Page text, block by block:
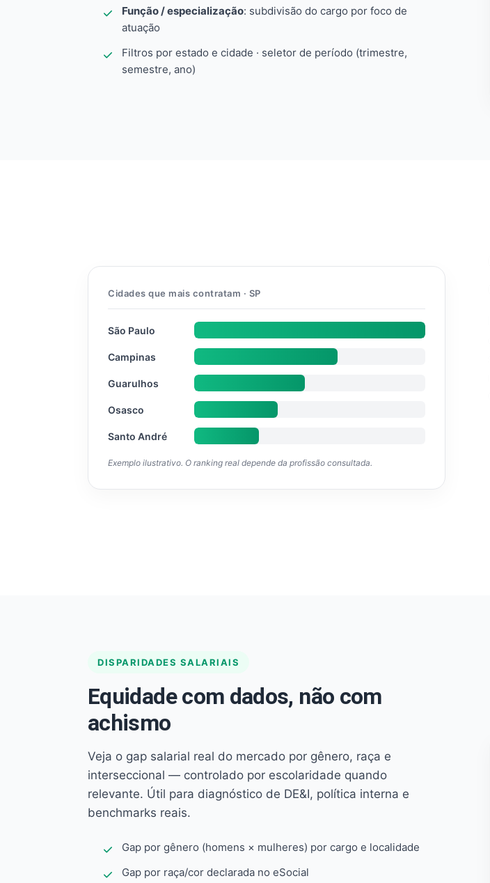
Função / especialização: subdivisão do cargo por foco de
atuação
Filtros por estado e cidade · seletor de período (trimestre,
semestre, ano)
Cidades que mais contratam · SP
São Paulo
Campinas
Guarulhos
Osasco
Santo André
Exemplo ilustrativo. O ranking real depende da profissão consultada.
DISPARIDADES SALARIAIS
Equidade com dados, não com
achismo
Veja o gap salarial real do mercado por gênero, raça e
interseccional — controlado por escolaridade quando
relevante. Útil para diagnóstico de DE&I, política interna e
benchmarks reais.
Gap por gênero (homens × mulheres) por cargo e localidade
Gap por raça/cor declarada no eSocial